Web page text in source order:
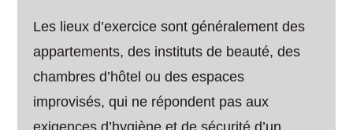
Les lieux d’exercice sont généralement des
appartements, des instituts de beauté, des
chambres d’hôtel ou des espaces
improvisés, qui ne répondent pas aux
exigences d’hygiène et de sécurité d’un